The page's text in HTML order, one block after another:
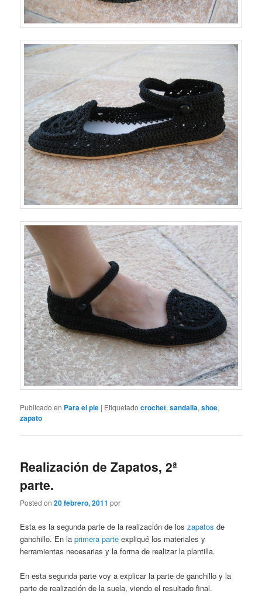
Publicado en Para el pie | Etiquetado crochet,sandalia,shoe,
zapato
Realización de Zapatos, 2ª
parte.
Posted on20 febrero, 2011 por
Esta es la segunda parte de la realización de loszapatos de
ganchillo. En laprimera parte expliqué los materiales y
herramientas necesarias y la forma de realizar la plantilla.
En esta segunda parte voy a explicar la parte de ganchillo y la
parte de realización de la suela, viendo el resultado final.